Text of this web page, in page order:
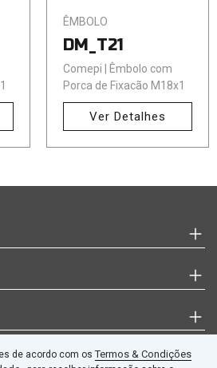
ÊMBOLO
DM_T21
Comepi | Êmbolo com
Porca de Fixação M18x1
Ver Detalhes
de acordo com osTermos & Condições